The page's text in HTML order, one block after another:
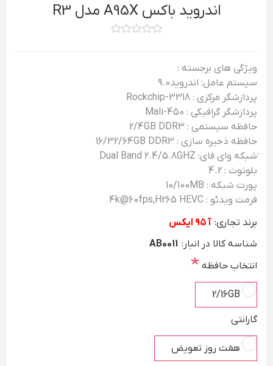
اندروید باکس A95X مدل R3
ویژگی های برجسته :
سیستم عامل: اندروید9.0
پردازشگر مرکزی : Rockchip-3318
پردازشگر گرافیکی : Mali-450
حافظه سیستمی : 2/4GB DDR3
حافظه ذخیره سازی : 16/32/64GB DDR3
َشبکه وای فای: Dual Band 2.4/5.8GHZ
بلوتوث : 4.2
پورت شبکه : 10/100MB
فرمت ویدئو : 4k@60fps,H265 HEVC
برند تجاری: آ ۹۵ ایکس
شناسه کالا در انبار: AB0011
انتخاب حافظه *
2/16GB
گارانتی
هفت روز تعویض